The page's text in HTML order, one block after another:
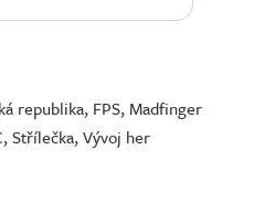
republika, FPS, Madfinger
,Střílečka,Vývoj her